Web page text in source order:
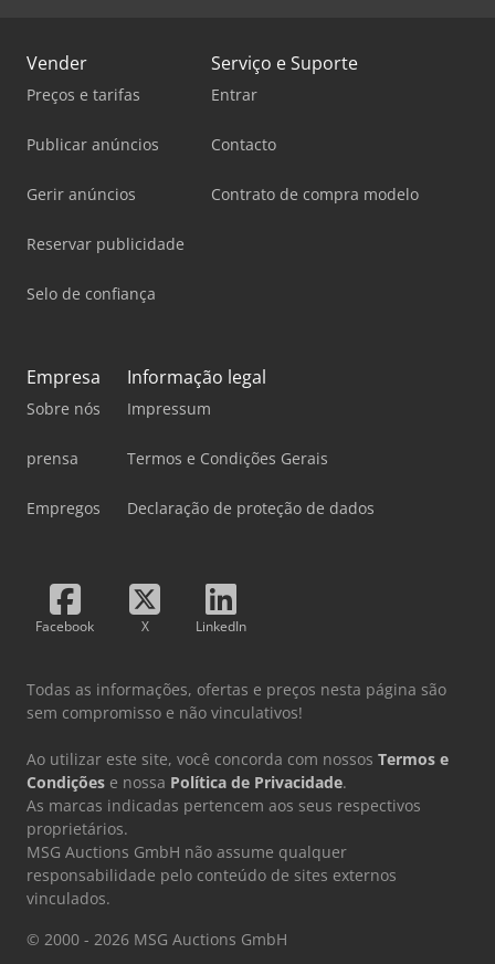
Vender
Preços e tarifas
Publicar anúncios
Gerir anúncios
Reservar publicidade
Selo de confiança
Serviço e Suporte
Entrar
Contacto
Contrato de compra modelo
Empresa
Sobre nós
prensa
Empregos
Informação legal
Impressum
Termos e Condições Gerais
Declaração de proteção de dados
Facebook X LinkedIn
Todas as informações, ofertas e preços nesta página são
sem compromisso e não vinculativos!
Ao utilizar este site, você concorda com nossos Termos e
Condições e nossa Política de Privacidade.
As marcas indicadas pertencem aos seus respectivos
proprietários.
MSG Auctions GmbH não assume qualquer
responsabilidade pelo conteúdo de sites externos
vinculados.
© 2000 - 2026 MSG Auctions GmbH